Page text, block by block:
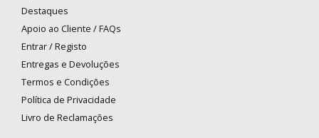
Destaques
Apoio ao Cliente / FAQs
Entrar / Registo
Entregas e Devoluções
Termos e Condições
Política de Privacidade
Livro de Reclamações